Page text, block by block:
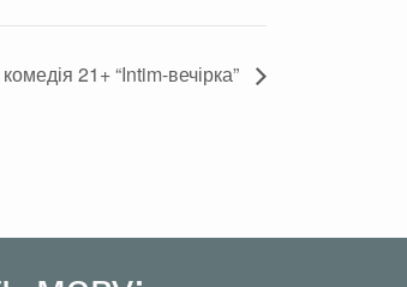
21+ “Intim-вечірка”